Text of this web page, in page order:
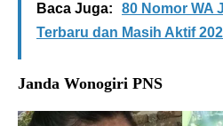
Baca Juga:
80 Nomor WA
Terbaru dan Masih Aktif
Janda Wonogiri PNS